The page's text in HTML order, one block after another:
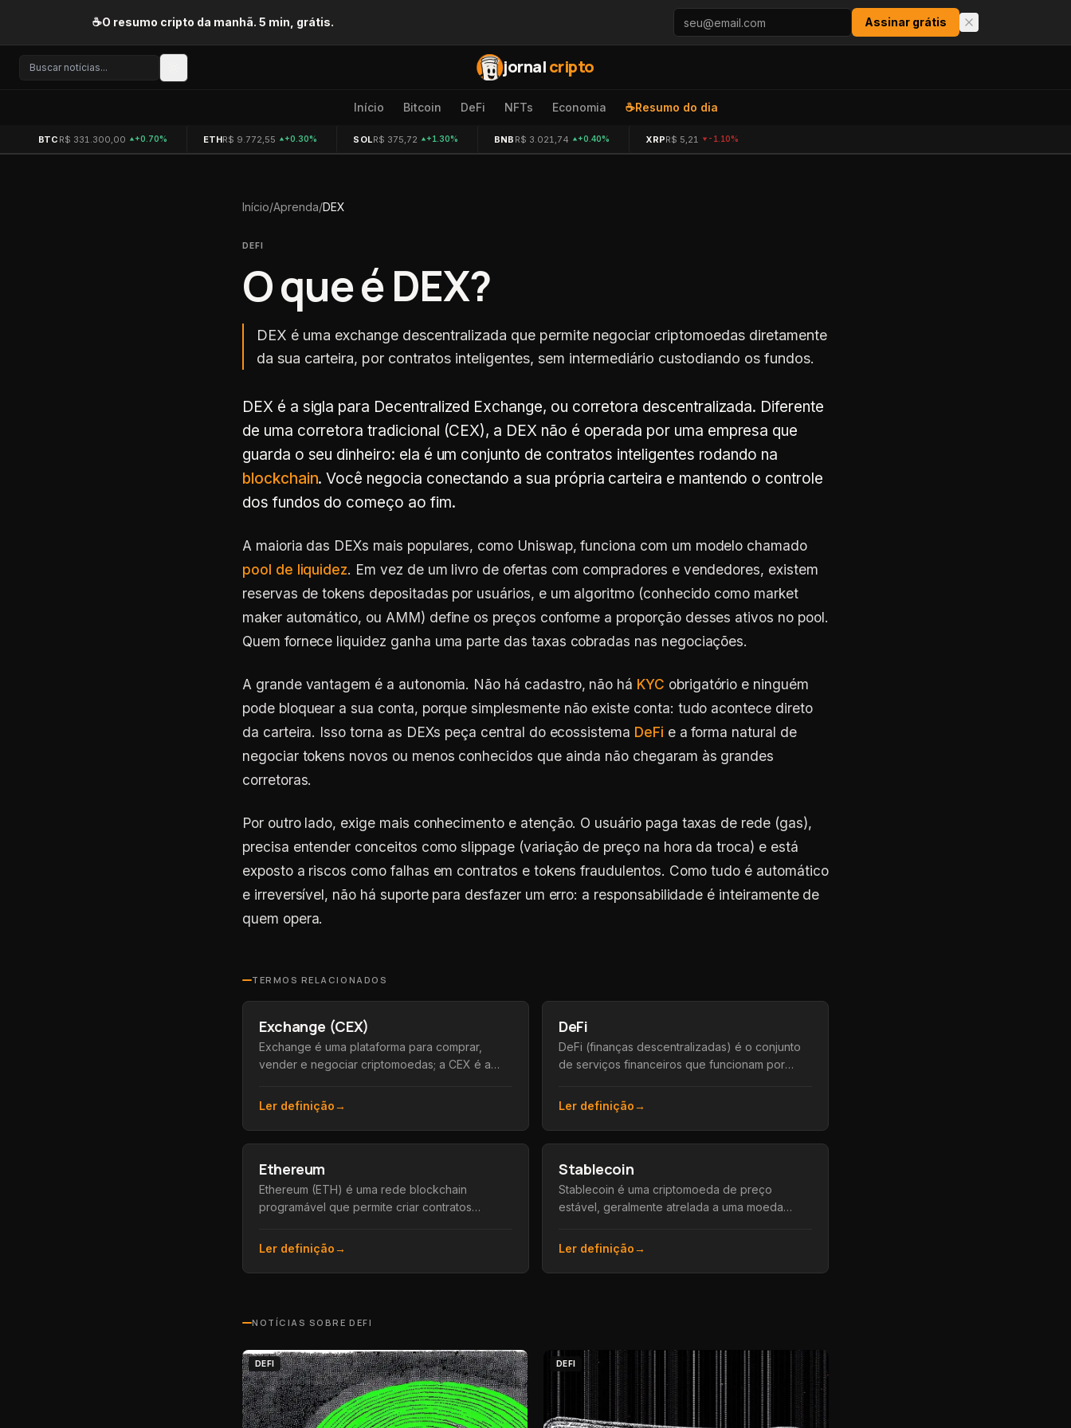
☕O resumo cripto da manhã. 5 min, grátis. Assinar grátis
jornalcripto
Início Bitcoin DeFi NFTs Economia ☕Resumo do dia
BTC R$ 331.300,00 +0.70% ETHR$ 9.772,55 +0.30% SOLR$ 375,72 +1.30% BNB R$ 3.021,74 +0.40% XRPR$ 5,21 -1.10%
Início/Aprenda/DEX
DEFI
O que éDEX?
DEX é uma exchange descentralizada que permite negociar criptomoedas diretamente
da sua carteira, por contratos inteligentes, sem intermediário custodiando os fundos.
DEX é a sigla para Decentralized Exchange, ou corretora descentralizada. Diferente
de uma corretora tradicional (CEX), a DEX não é operada por uma empresa que
guarda o seu dinheiro: ela é um conjunto de contratos inteligentes rodando na
blockchain. Você negocia conectando a sua própria carteira e mantendo o controle
dos fundos do começo ao fim.
A maioria das DEXs mais populares, como Uniswap, funciona com um modelo chamado
pool de liquidez. Em vez de um livro de ofertas com compradores e vendedores, existem
reservas de tokens depositadas por usuários, e um algoritmo (conhecido como market
maker automático, ou AMM) define os preços conforme a proporção desses ativos no pool.
Quem fornece liquidez ganha uma parte das taxas cobradas nas negociações.
A grande vantagem é a autonomia. Não há cadastro, não há KYC obrigatório e ninguém
pode bloquear a sua conta, porque simplesmente não existe conta: tudo acontece direto
da carteira. Isso torna as DEXs peça central do ecossistema DeFi e a forma natural de
negociar tokens novos ou menos conhecidos que ainda não chegaram às grandes
corretoras.
Por outro lado, exige mais conhecimento e atenção. O usuário paga taxas de rede (gas),
precisa entender conceitos como slippage (variação de preço na hora da troca) e está
exposto a riscos como falhas em contratos e tokens fraudulentos. Como tudo é automático
e irreversível, não há suporte para desfazer um erro: a responsabilidade é inteiramente de
quem opera.
TERMOS RELACIONADOS
Exchange (CEX)
Exchange é uma plataforma para comprar,
vender e negociar criptomoedas; a CEX é a
empresa que custodia os fundos.
Ler definição→
DeFi
DeFi (finanças descentralizadas) é o conjunto
de serviços financeiros que funcionam por
bancos ou intermediários.
Ler definição→
Ethereum
Ethereum (ETH) é uma rede blockchain
programável que permite criar contratos
além de sua moeda nativa, o Ether.
Ler definição→
Stablecoin
Stablecoin é uma criptomoeda de preço
estável, geralmente atrelada a uma moeda
porto seguro contra a volatilidade.
Ler definição→
NOTÍCIAS SOBREDEFI
DEFI DEFI